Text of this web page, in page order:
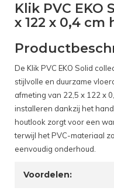
Klik PVC EKO
x 122 x 0,4
De Klik PVC EKO Solid
stijlvolle en duurzame
afmeting van 22,5 x 122 x
installeren dankzij het
houtlook zorgt voor een
terwijl het PVC-materiaal
eenvoudig onderhoud.
Voordelen: